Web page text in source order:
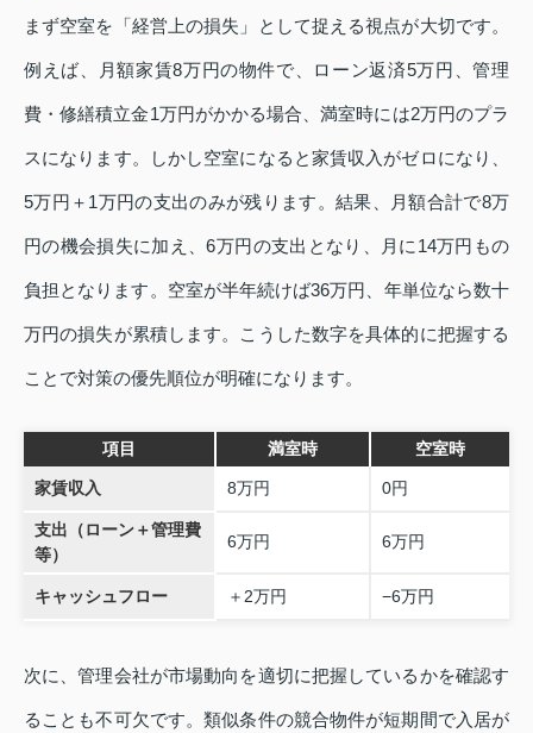
まず空室を「経営上の損失」として捉える視点が大切です。
例えば、月額家賃8万円の物件で、ローン返済5万円、管理
費・修繕積立金1万円がかかる場合、満室時には2万円のプラ
スになります。しかし空室になると家賃収入がゼロになり、
5万円＋1万円の支出のみが残ります。結果、月額合計で8万
円の機会損失に加え、6万円の支出となり、月に14万円もの
負担となります。空室が半年続けば36万円、年単位なら数十
万円の損失が累積します。こうした数字を具体的に把握する
ことで対策の優先順位が明確になります。
項目 満室時 空室時
家賃収入 8万円 0円
支出（ローン＋管理費
等）
6万円 6万円
キャッシュフロー ＋2万円 −6万円
次に、管理会社が市場動向を適切に把握しているかを確認す
ることも不可欠です。類似条件の競合物件が短期間で入居が